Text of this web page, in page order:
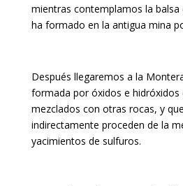
mientras contemplamos la balsa
ha formado en la antigua mina
Después llegaremos a la
formada por óxidos e hidróxidos
mezclados con otras rocas, y
indirectamente proceden de la
yacimientos de sulfuros.